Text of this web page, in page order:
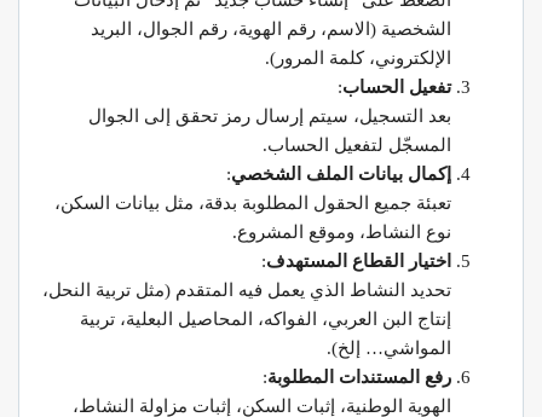
الشخصية (الاسم، رقم الهوية، رقم الجوال، البريد
الإلكتروني، كلمة المرور).
تفعيل الحساب:
بعد التسجيل، سيتم إرسال رمز تحقق إلى الجوال
المسجّل لتفعيل الحساب.
إكمال بيانات الملف الشخصي:
تعبئة جميع الحقول المطلوبة بدقة، مثل بيانات السكن،
نوع النشاط، وموقع المشروع.
اختيار القطاع المستهدف:
تحديد النشاط الذي يعمل فيه المتقدم (مثل تربية النحل،
إنتاج البن العربي، الفواكه، المحاصيل البعلية، تربية
المواشي… إلخ).
رفع المستندات المطلوبة:
الهوية الوطنية، إثبات السكن، إثبات مزاولة النشاط،